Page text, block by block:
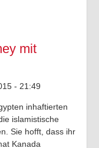
mit
- 21:49
inhaftierten
islamistische
Sie hofft, dass ihr
Kanada